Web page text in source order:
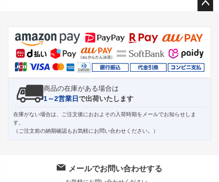
ジト
ップ
へ
商品の在庫がある場合は
1～2営業日で出荷いたします
在庫がない場合は、ご注文後におおよその入荷時期をメールでお知らせしま
す。
（ご注文前の納期確認もお気軽にお問い合わせください。）
メールでお問い合わせする